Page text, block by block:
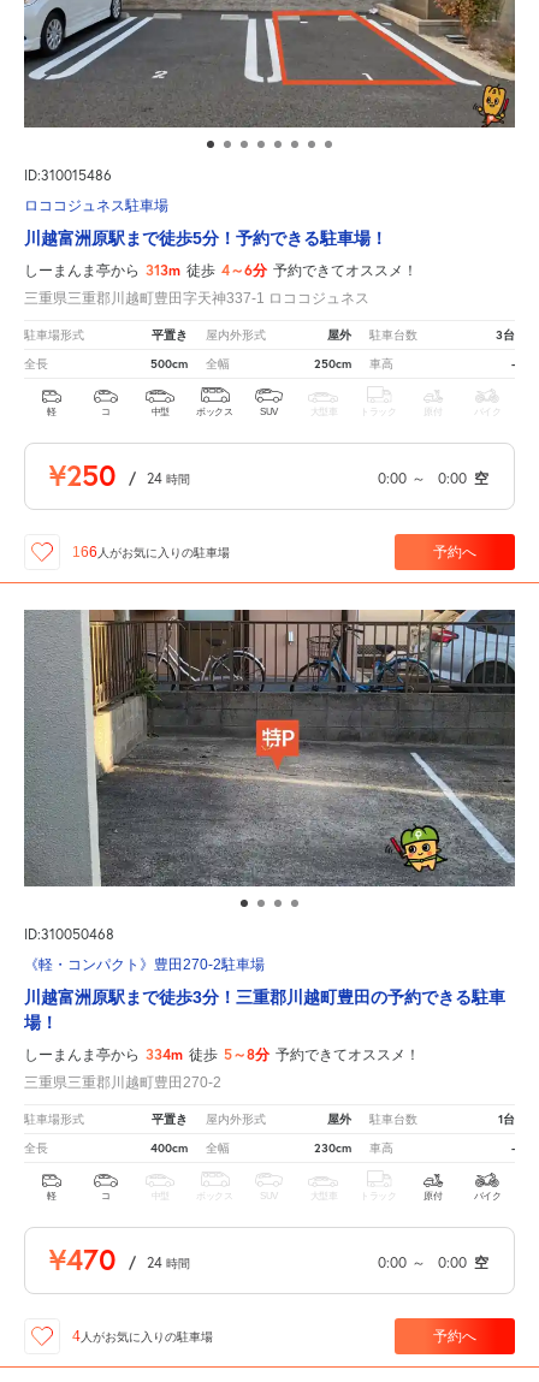
ID:310015486
ロココジュネス駐車場
川越富洲原駅まで徒歩5分！予約できる駐車場！
しーまんま亭から 313m 徒歩 4～6分 予約できてオススメ！
三重県三重郡川越町豊田字天神337-1 ロココジュネス
駐車場形式 平置き 屋内外形式 屋外 駐車台数 3台
全長 500cm 全幅 250cm 車高 -
軽 コ 中型 ボックス SUV 大型車 トラック 原付 バイク
¥250 / 24 時間 0:00 ～ 0:00 空
166 人がお気に入りの駐車場 予約へ
ID:310050468
《軽・コンパクト》豊田270-2駐車場
川越富洲原駅まで徒歩3分！三重郡川越町豊田の予約できる駐車
場！
しーまんま亭から 334m 徒歩 5～8分 予約できてオススメ！
三重県三重郡川越町豊田270-2
駐車場形式 平置き 屋内外形式 屋外 駐車台数 1台
全長 400cm 全幅 230cm 車高 -
軽 コ 中型 ボックス SUV 大型車 トラック 原付 バイク
¥470 / 24 時間 0:00 ～ 0:00 空
4 人がお気に入りの駐車場 予約へ